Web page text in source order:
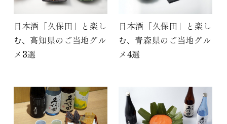
日本酒「久保田」と楽し
む、高知県のご当地グル
メ3選
日本酒「久保田」と楽し
む、青森県のご当地グル
メ4選